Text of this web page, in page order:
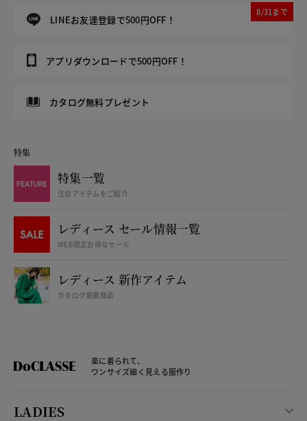
LINEお友達登録で500円OFF！
8/31まで
アプリダウンロードで500円OFF！
カタログ無料プレゼント
特集
特集一覧
注目アイテムをご紹介
レディース セール情報一覧
WEB限定お得なセール
レディース 新作アイテム
カタログ掲載商品
楽に着られて、
ワンサイズ細く見える服作り
LADIES